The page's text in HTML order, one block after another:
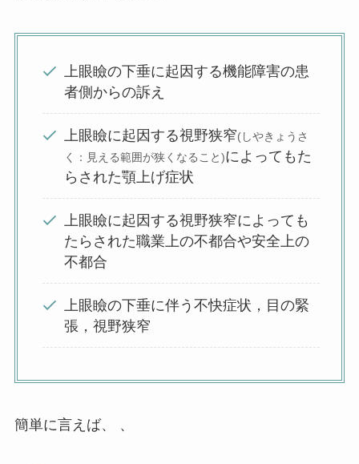
上眼瞼の下垂に起因する機能障害の患
者側からの訴え
上眼瞼に起因する視野狭窄(しやきょうさ
く：見える範囲が狭くなること)によってもた
らされた顎上げ症状
上眼瞼に起因する視野狭窄によっても
たらされた職業上の不都合や安全上の
不都合
上眼瞼の下垂に伴う不快症状，目の緊
張，視野狭窄
簡単に言えば、 、